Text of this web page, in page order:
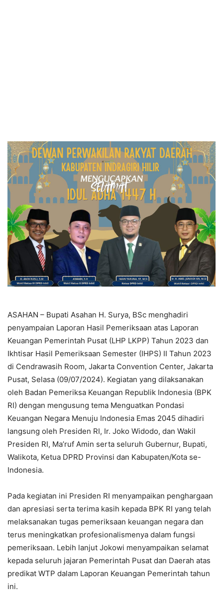
ASAHAN – Bupati Asahan H. Surya, BSc menghadiri
penyampaian Laporan Hasil Pemeriksaan atas Laporan
Keuangan Pemerintah Pusat (LHP LKPP) Tahun 2023 dan
Ikhtisar Hasil Pemeriksaan Semester (IHPS) II Tahun 2023
di Cendrawasih Room, Jakarta Convention Center, Jakarta
Pusat, Selasa (09/07/2024). Kegiatan yang dilaksanakan
oleh Badan Pemeriksa Keuangan Republik Indonesia (BPK
RI) dengan mengusung tema Menguatkan Pondasi
Keuangan Negara Menuju Indonesia Emas 2045 dihadiri
langsung oleh Presiden RI, Ir. Joko Widodo, dan Wakil
Presiden RI, Ma’ruf Amin serta seluruh Gubernur, Bupati,
Walikota, Ketua DPRD Provinsi dan Kabupaten/Kota se-
Indonesia.
Pada kegiatan ini Presiden RI menyampaikan penghargaan
dan apresiasi serta terima kasih kepada BPK RI yang telah
melaksanakan tugas pemeriksaan keuangan negara dan
terus meningkatkan profesionalismenya dalam fungsi
pemeriksaan. Lebih lanjut Jokowi menyampaikan selamat
kepada seluruh jajaran Pemerintah Pusat dan Daerah atas
predikat WTP dalam Laporan Keuangan Pemerintah tahun
ini.